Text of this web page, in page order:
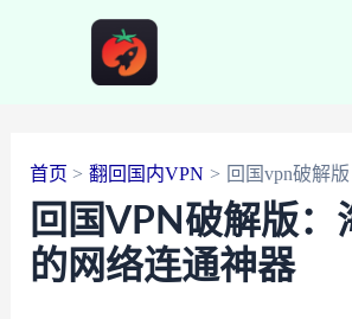
首页 翻回国内VPN 回国vpn破解版
回国VPN破解版：
的网络连通神器